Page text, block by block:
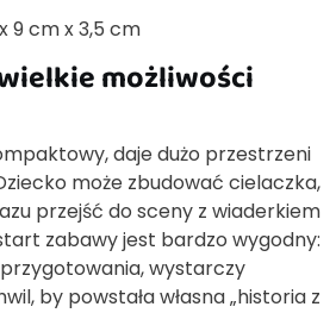
9 cm x 3,5 cm
możliwości
daje dużo przestrzeni
może zbudować cielaczka,
przejść do sceny z wiaderkiem
zabawy jest bardzo wygodny:
wystarczy
by powstała własna „historia z